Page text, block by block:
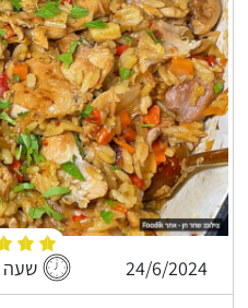
24/6/2024 שעה ו-30